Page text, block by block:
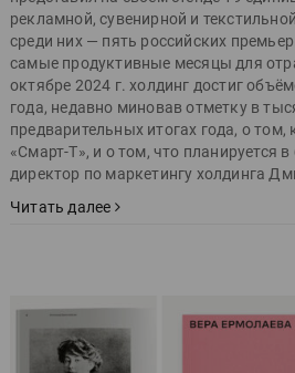
рекламной, сувенирной и
среди них — пять российских
самые продуктивные месяцы для
октябре 2024 г. холдинг достиг
года, недавно миновав отметку в
предварительных итогах года, о том,
«Смарт-Т», и о том, что планируется
директор по маркетингу холдинга
Читать далее